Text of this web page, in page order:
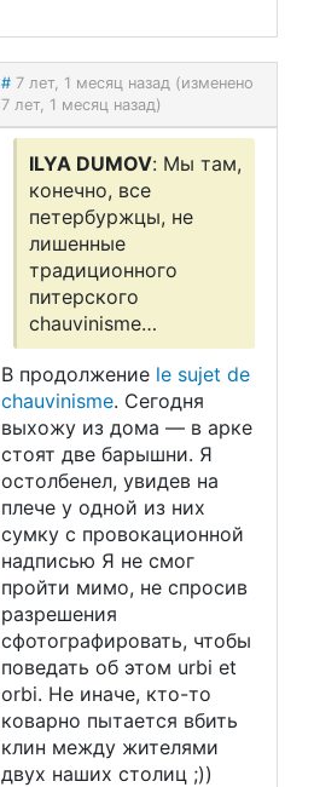
# 7 лет, 1 месяц назад (изменено
7 лет, 1 месяц назад)
ILYA DUMOV: Мы там,
конечно, все
петербуржцы, не
лишенные
традиционного
питерского
chauvinisme…
В продолжение le sujet de
chauvinisme. Сегодня
выхожу из дома — в арке
стоят две барышни. Я
остолбенел, увидев на
плече у одной из них
сумку с провокационной
надписью Я не смог
пройти мимо, не спросив
разрешения
сфотографировать, чтобы
поведать об этом urbi et
orbi. Не иначе, кто-то
коварно пытается вбить
клин между жителями
двух наших столиц ;))